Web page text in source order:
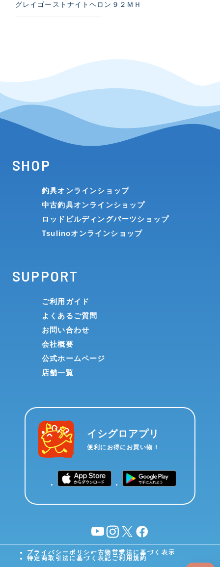
グレイゴーストナイトヘロン９２ＭＨ
SHOP
釣具オンラインショップ
中古釣具オンラインショップ
ロッドビルディングパーツショップ
Tsulinoオンラインショップ
SUPPORT
ご利用ガイド
よくあるご質問
お問い合わせ
会社概要
公式ホームページ
店舗一覧
イシグロアプリ
便利にお得にお買い物！
YouTubeinstagram
X facebook
プライバシーポリシー古物営業法に基づく表示
特定商取引法に基づく表記 ご利用規約